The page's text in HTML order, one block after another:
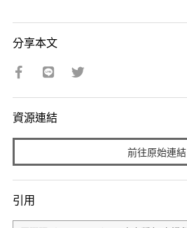
分享本文
資源連結
前往原始連結
引用